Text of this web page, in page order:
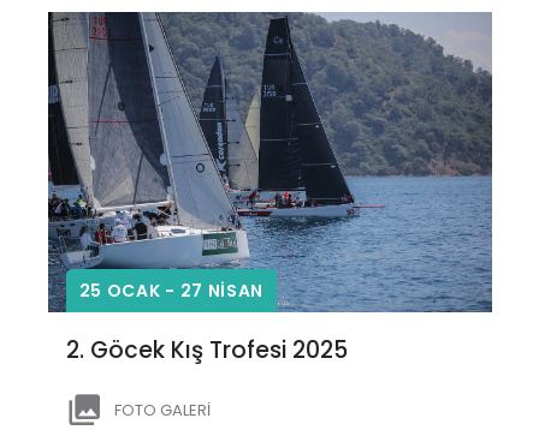
25 OCAK - 27 NİSAN
2. Göcek Kış Trofesi 2025
FOTO GALERİ